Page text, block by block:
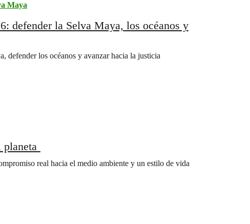
Maya
defender la Selva Maya, los océanos y
defender los océanos y avanzar hacia la justicia
planeta
real hacia el medio ambiente y un estilo de vida